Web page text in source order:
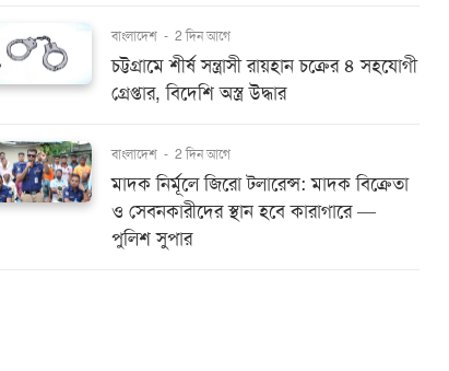
বাংলাদেশ - 2 দিন আগে
চট্টগ্রামে শীর্ষ সন্ত্রাসী রায়হান চক্রের ৪ সহযোগী
গ্রেপ্তার, বিদেশি অস্ত্র উদ্ধার
বাংলাদেশ - 2 দিন আগে
মাদক নির্মূলে জিরো টলারেন্স: মাদক বিক্রেতা
ও সেবনকারীদের স্থান হবে কারাগারে —
পুলিশ সুপার